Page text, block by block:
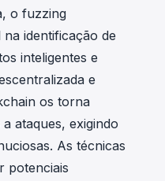
o fuzzing
identificação de
inteligentes e
e
os torna
ataques, exigindo
As técnicas
potenciais